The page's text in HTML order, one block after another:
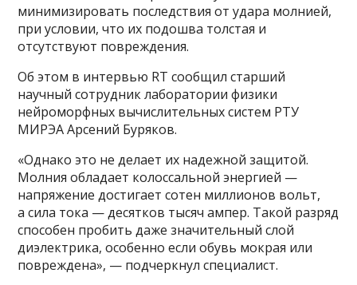
минимизировать последствия от удара молнией,
при условии, что их подошва толстая и
отсутствуют повреждения.
Об этом в интервью RT сообщил cтарший
научный сотрудник лаборатории физики
нейроморфных вычислительных систем РТУ
МИРЭА Арсений Буряков.
«Однако это не делает их надежной защитой.
Молния обладает колоссальной энергией —
напряжение достигает сотен миллионов вольт,
а сила тока — десятков тысяч ампер. Такой разряд
способен пробить даже значительный слой
диэлектрика, особенно если обувь мокрая или
повреждена», — подчеркнул специалист.